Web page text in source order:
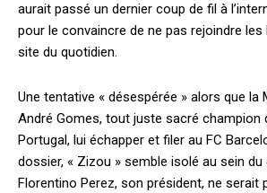
aurait passé un dernier coup de fil à
pour le convaincre de ne pas rejoindre les
site du quotidien.
Une tentative « désespérée » alors que la
André Gomes, tout juste sacré champion
Portugal, lui échapper et filer au FC
dossier, « Zizou » semble isolé au sein du
Florentino Perez, son président, ne serait